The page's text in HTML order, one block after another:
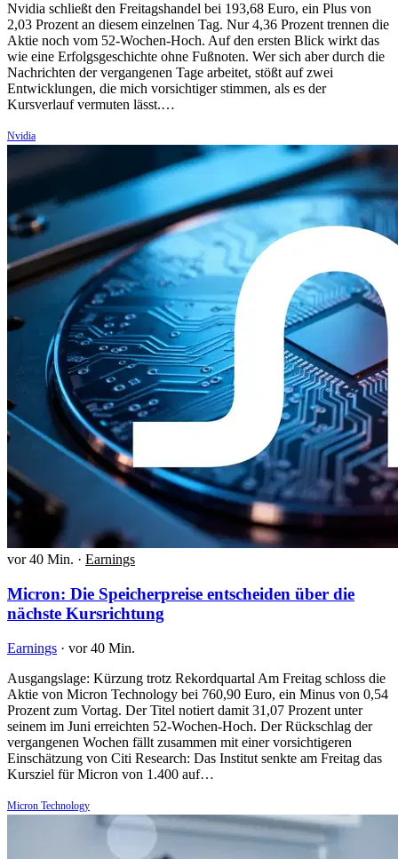
Nvidia schließt den Freitagshandel bei 193,68 Euro, ein Plus von
2,03 Prozent an diesem einzelnen Tag. Nur 4,36 Prozent trennen die
Aktie noch vom 52-Wochen-Hoch. Auf den ersten Blick wirkt das
wie eine Erfolgsgeschichte ohne Fußnoten. Wer sich aber durch die
Nachrichten der vergangenen Tage arbeitet, stößt auf zwei
Entwicklungen, die mich vorsichtiger stimmen, als es der
Kursverlauf vermuten lässt.…
Nvidia
vor 40 Min. · Earnings
Micron: Die Speicherpreise entscheiden über die
nächste Kursrichtung
Earnings · vor 40 Min.
Ausgangslage: Kürzung trotz Rekordquartal Am Freitag schloss die
Aktie von Micron Technology bei 760,90 Euro, ein Minus von 0,54
Prozent zum Vortag. Der Titel notiert damit 31,07 Prozent unter
seinem im Juni erreichten 52-Wochen-Hoch. Der Rückschlag der
vergangenen Wochen fällt zusammen mit einer vorsichtigeren
Einschätzung von Citi Research: Das Institut senkte am Freitag das
Kursziel für Micron von 1.400 auf…
Micron Technology